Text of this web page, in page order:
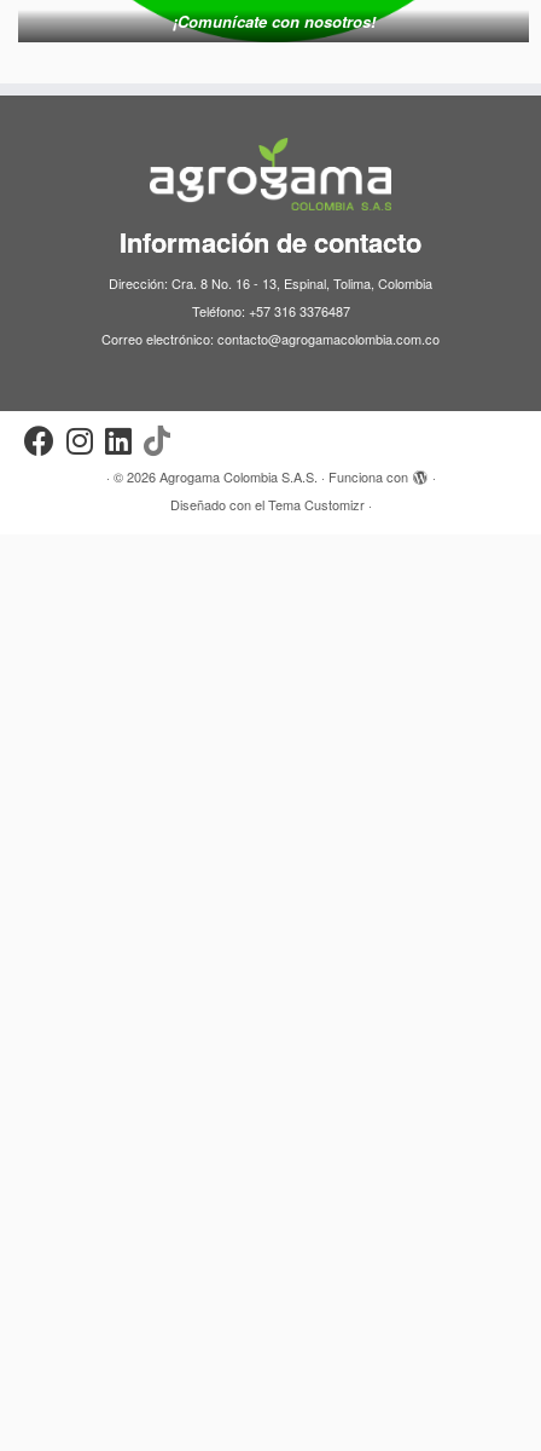
¡Comunícate con nosotros!
Información de contacto
Dirección: Cra. 8 No. 16 - 13, Espinal, Tolima, Colombia
Teléfono: +57 316 3376487
Correo electrónico: contacto@agrogamacolombia.com.co
· © 2026 Agrogama Colombia S.A.S. · Funciona con
·
Diseñado con elTema Customizr·